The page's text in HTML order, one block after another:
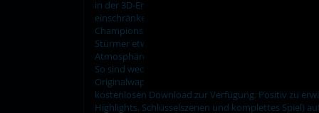
in der 3D-Engine. Die "Total Vision" getaufte 3D-
einschränkend anzumerken, dass der Konkurrent
Championship Manager 2010 zu viele Tore nach
Stürmer etwas zu eigensinnig. Ihre Offensiv-Spieler
Atmosphäremanko ist darüber hinaus der
So sind weder die Bundesliga noch die
Originalwappen der betreffenden Vereine. Abhilfe
kostenlosen Download zur Verfügung. Positiv zu
Highlights, Schlüsselszenen und komplettes Spiel)